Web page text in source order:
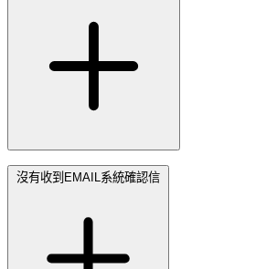
沒有收到EMAIL系統確認信